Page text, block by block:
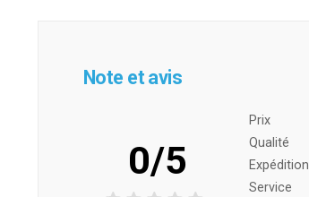
Note et avis
0/5
Prix ​​
Qualité
Expédition
Service